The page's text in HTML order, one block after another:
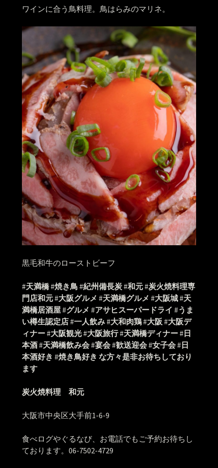
ワインに合う鳥料理。鳥はらみのマリネ。
黒毛和牛のローストビーフ
#天満橋#焼き鳥 #紀州備長炭#和元#炭火焼料理専
門店和元#大阪グルメ #天満橋グルメ #大阪城#天
満橋居酒屋#グルメ #アサヒスーパードライ #うま
い樽生認定店#一人飲み#大和肉鶏#大阪 #大阪デ
ィナー#大阪観光#大阪旅行#天満橋ディナー#日
本酒#天満橋飲み会#宴会#歓送迎会#女子会#日
本酒好き #焼き鳥好き な方々是非お待ちしており
ます
炭火焼料理 和元
大阪市中央区大手前1-6-9
食べログやぐるなび、お電話でもご予約お待ちし
ております。06-7502-4729